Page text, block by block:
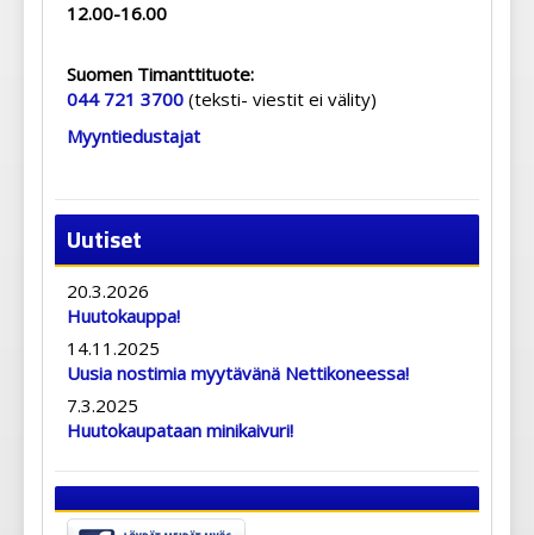
12.00-16.00
Suomen Timanttituote:
044 721 3700 (teksti- viestit ei välity)
Myyntiedustajat
Uutiset
20.3.2026
Huutokauppa!
14.11.2025
Uusia nostimia myytävänä Nettikoneessa!
7.3.2025
Huutokaupataan minikaivuri!